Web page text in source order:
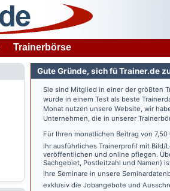
Trainerbörse
Gute Gründe, sich fü Trainer.de
Sie sind Mitglied in einer der größten
wurde in einem Test als beste
Monat nutzen unsere Website, wir
Unternehmen, die in unserer
Für Ihren monatlichen Beitrag von
Ihr ausführliches Trainerprofil mit
veröffentlichen und online pflegen.
Sachgebiet, Postleitzahl und Namen)
Ihre Seminare in unsere
exklusiv die Jobangebote und